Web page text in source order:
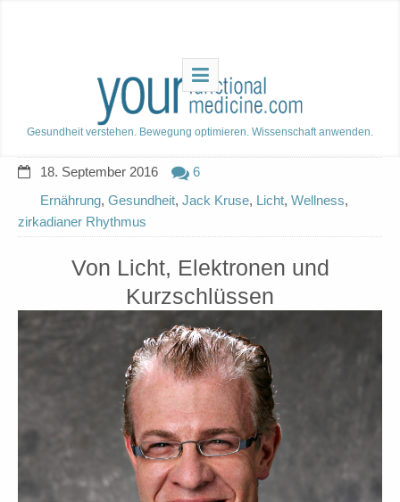
Gesundheit verstehen. Bewegung optimieren. Wissenschaft anwenden.
18. September 2016
6
Ernährung, Gesundheit, Jack Kruse, Licht, Wellness,
zirkadianer Rhythmus
Von Licht, Elektronen und
Kurzschlüssen